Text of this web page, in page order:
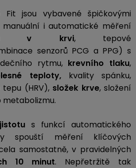
Fit jsou vybavené špičkovými
i automatické měření
v krvi, tepové
senzorů PCG a PPG) s
rytmu, krevního tlaku,
teploty, kvality spánku,
(HRV), složek krve, složení
s funkcí automatického
spouští měření klíčových
samostatně, v pravidelných
10 minut. Nepřetržitě tak